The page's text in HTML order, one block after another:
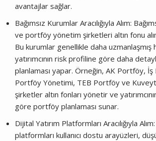
avantajlar sağlar.
Bağımsız Kurumlar Aracılığıyla Alım:
ve portföy yönetim şirketleri altın fonu
Bu kurumlar genellikle daha
yatırımcının risk profiline göre daha
planlaması yapar. Örneğin, AK Portföy,
Portföy Yönetimi, TEB Portföy ve
şirketler altın fonları yönetir ve
göre portföy planlaması sunar.
Dijital Yatırım Platformları Aracılığıyla
platformları kullanıcı dostu arayüzleri,